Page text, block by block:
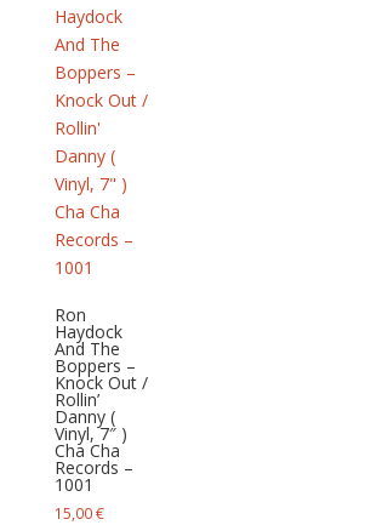
Ron
Haydock
And The
Boppers –
Knock Out /
Rollin’
Danny (
Vinyl, 7″ )
Cha Cha
Records –
1001
15,00€